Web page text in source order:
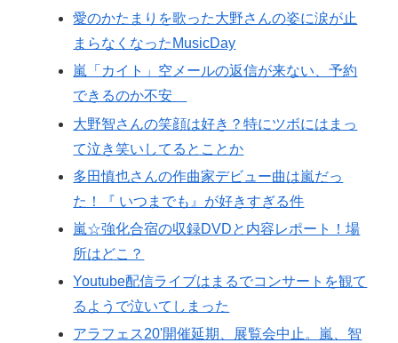
愛のかたまりを歌った大野さんの姿に涙が止
まらなくなったMusicDay
嵐「カイト」空メールの返信が来ない、予約
できるのか不安
大野智さんの笑顔は好き？特にツボにはまっ
て泣き笑いしてるとことか
多田慎也さんの作曲家デビュー曲は嵐だっ
た！『 いつまでも』が好きすぎる件
嵐☆強化合宿の収録DVDと内容レポート！場
所はどこ？
Youtube配信ライブはまるでコンサートを観て
るようで泣いてしまった
アラフェス20'開催延期、展覧会中止。嵐、智